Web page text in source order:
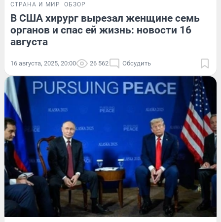
СТРАНА И МИР ОБЗОР
В США хирург вырезал женщине семь
органов и спас ей жизнь: новости 16
августа
16 августа, 2025, 20:00 26 562 Обсудить